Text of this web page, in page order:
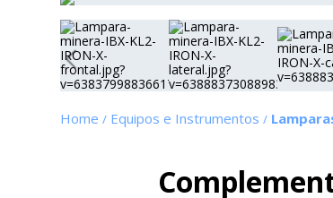
Equipos e Instrumentos